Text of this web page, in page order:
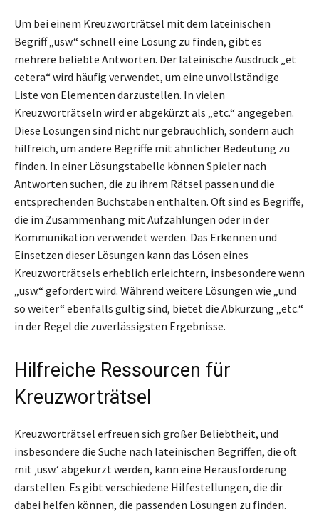
Um bei einem Kreuzworträtsel mit dem lateinischen
Begriff „usw.“ schnell eine Lösung zu finden, gibt es
mehrere beliebte Antworten. Der lateinische Ausdruck „et
cetera“ wird häufig verwendet, um eine unvollständige
Liste von Elementen darzustellen. In vielen
Kreuzworträtseln wird er abgekürzt als „etc.“ angegeben.
Diese Lösungen sind nicht nur gebräuchlich, sondern auch
hilfreich, um andere Begriffe mit ähnlicher Bedeutung zu
finden. In einer Lösungstabelle können Spieler nach
Antworten suchen, die zu ihrem Rätsel passen und die
entsprechenden Buchstaben enthalten. Oft sind es Begriffe,
die im Zusammenhang mit Aufzählungen oder in der
Kommunikation verwendet werden. Das Erkennen und
Einsetzen dieser Lösungen kann das Lösen eines
Kreuzworträtsels erheblich erleichtern, insbesondere wenn
„usw.“ gefordert wird. Während weitere Lösungen wie „und
so weiter“ ebenfalls gültig sind, bietet die Abkürzung „etc.“
in der Regel die zuverlässigsten Ergebnisse.
Hilfreiche Ressourcen für
Kreuzworträtsel
Kreuzworträtsel erfreuen sich großer Beliebtheit, und
insbesondere die Suche nach lateinischen Begriffen, die oft
mit ‚usw.‘ abgekürzt werden, kann eine Herausforderung
darstellen. Es gibt verschiedene Hilfestellungen, die dir
dabei helfen können, die passenden Lösungen zu finden.